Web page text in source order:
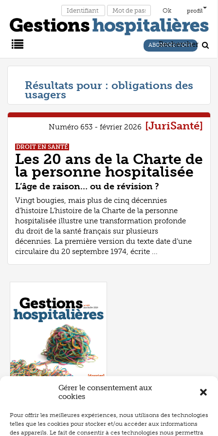
Gérer le consentement aux
cookies
Pour offrir les meilleures expériences, nous utilisons des technologies
telles que les cookies pour stocker et/ou accéder aux informations
des appareils. Le fait de consentir à ces technologies nous permettra
profil
Main
Menu
ABONNEZ-VOUS
Rechercher
Résultats pour : obligations des
usagers
Numéro 653 - février 2026 [JuriSanté]
DROIT EN SANTÉ
Les 20 ans de la Charte de
la personne hospitalisée
L’âge de raison… ou de révision ?
Vingt bougies, mais plus de cinq décennies
d’histoire L’histoire de la Charte de la personne
hospitalisée illustre une transformation profonde
du droit de la santé français sur plusieurs
décennies. La première version du texte date d’une
circulaire du 20 septembre 1974, écrite ...
Numéro 657- juin 2026